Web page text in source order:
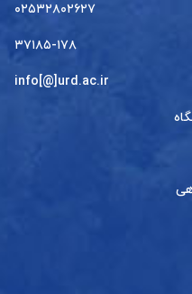
۰۲۵۳۲۸۰۲۶۲۷
۳۷۱۸۵-۱۷۸
info[@]urd.ac.ir